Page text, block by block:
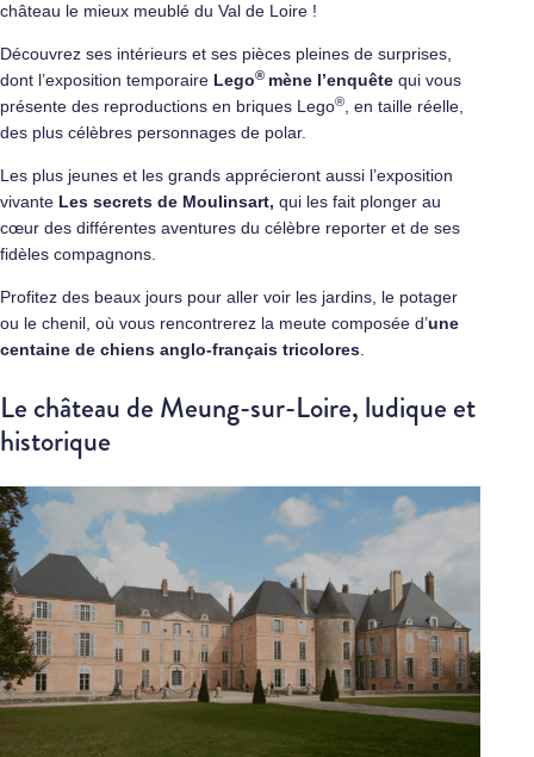
château le mieux meublé du Val de Loire !
Découvrez ses intérieurs et ses pièces pleines de surprises,
dont l’exposition temporaire Lego® mène l’enquête qui vous
présente des reproductions en briques Lego®, en taille réelle,
des plus célèbres personnages de polar.
Les plus jeunes et les grands apprécieront aussi l’exposition
vivante Les secrets de Moulinsart, qui les fait plonger au
cœur des différentes aventures du célèbre reporter et de ses
fidèles compagnons.
Profitez des beaux jours pour aller voir les jardins, le potager
ou le chenil, où vous rencontrerez la meute composée d’une
centaine de chiens anglo-français tricolores.
Le château de Meung-sur-Loire, ludique et
historique